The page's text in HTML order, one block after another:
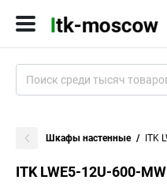
Шкафы настенные ITK
ITK LWE5-12U-600-MW